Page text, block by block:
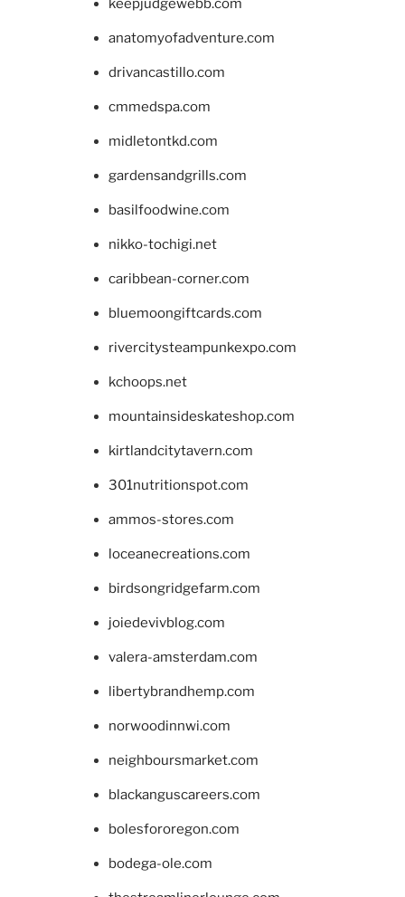
keepjudgewebb.com
anatomyofadventure.com
drivancastillo.com
cmmedspa.com
midletontkd.com
gardensandgrills.com
basilfoodwine.com
nikko-tochigi.net
caribbean-corner.com
bluemoongiftcards.com
rivercitysteampunkexpo.com
kchoops.net
mountainsideskateshop.com
kirtlandcitytavern.com
301nutritionspot.com
ammos-stores.com
loceanecreations.com
birdsongridgefarm.com
joiedevivblog.com
valera-amsterdam.com
libertybrandhemp.com
norwoodinnwi.com
neighboursmarket.com
blackanguscareers.com
bolesfororegon.com
bodega-ole.com